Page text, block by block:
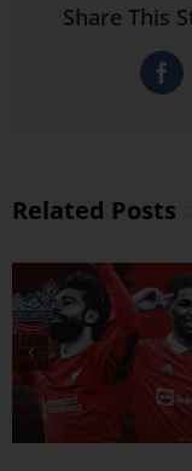
Share This
Related Posts
ထိထိရော
ဗိုက်ခေါ
တွေ